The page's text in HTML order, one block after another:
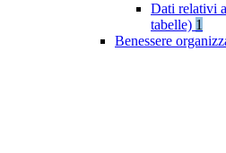
Dati relativi
tabelle) 1
Benessere